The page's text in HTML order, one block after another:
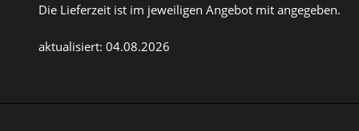
Die Lieferzeit ist im jeweiligen Angebot mit angegeben.
aktualisiert: 04.08.2026